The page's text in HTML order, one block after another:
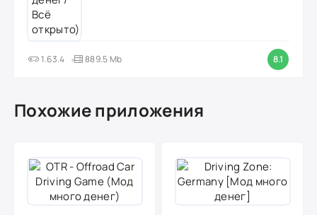
1.63.4 889.5 Mb 8.1
Похожие приложения